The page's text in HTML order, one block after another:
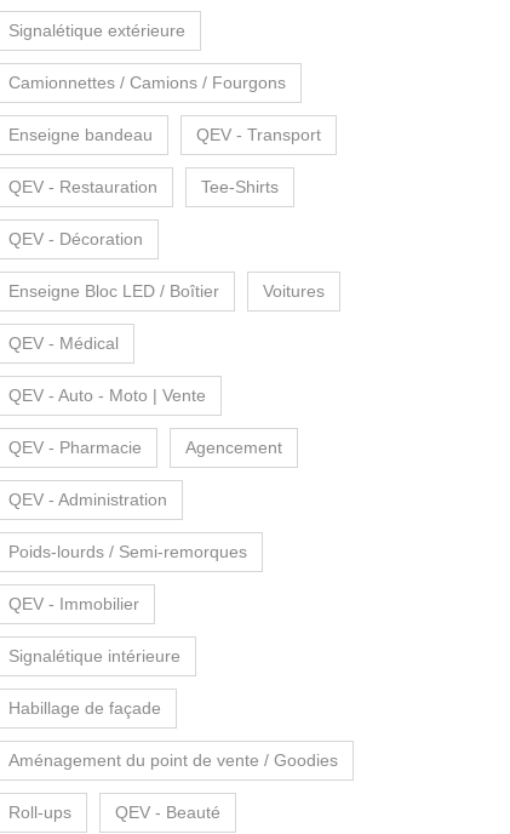
Signalétique extérieure
Camionnettes / Camions / Fourgons
Enseigne bandeau QEV - Transport
QEV - Restauration Tee-Shirts
QEV - Décoration
Enseigne Bloc LED / Boîtier Voitures
QEV - Médical
QEV - Auto - Moto | Vente
QEV - Pharmacie Agencement
QEV - Administration
Poids-lourds / Semi-remorques
QEV - Immobilier
Signalétique intérieure
Habillage de façade
Aménagement du point de vente / Goodies
Roll-ups QEV - Beauté